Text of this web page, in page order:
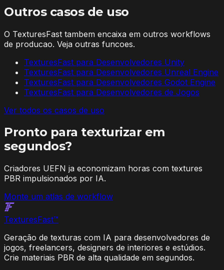
Outros casos de uso
O TexturesFast tambem encaixa em outros workflows
de producao. Veja outras funcoes.
TexturesFast para Desenvolvedores Unity
TexturesFast para Desenvolvedores Unreal Engine
TexturesFast para Desenvolvedores Godot Engine
TexturesFast para Desenvolvedores de Jogos
Ver todos os casos de uso
Pronto para texturizar em
segundos?
Criadores UEFN ja economizam horas com textures
PBR impulsionados por IA.
Monte um atlas de workflow
TexturesFast™
Geração de texturas com IA para desenvolvedores de
jogos, freelancers, designers de interiores e estúdios.
Crie materiais PBR de alta qualidade em segundos.